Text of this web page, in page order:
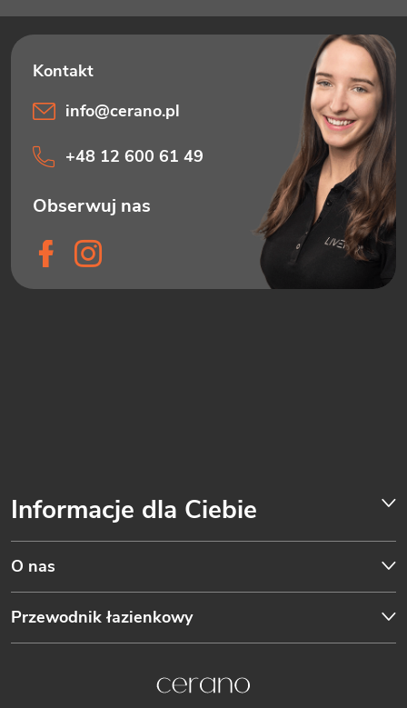
Informacje dla Ciebie
O nas
Przewodnik łazienkowy
info@cerano.pl
+48 12 600 61 49